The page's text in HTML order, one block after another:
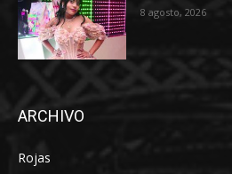
8 agosto, 2026
ARCHIVO
Rojas